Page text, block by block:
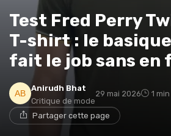
Test Fred Perry
T-shirt : le
fait le job sans en
Anirudh Bhat
Critique de mode
29 mai 2026 1
Partager cette page